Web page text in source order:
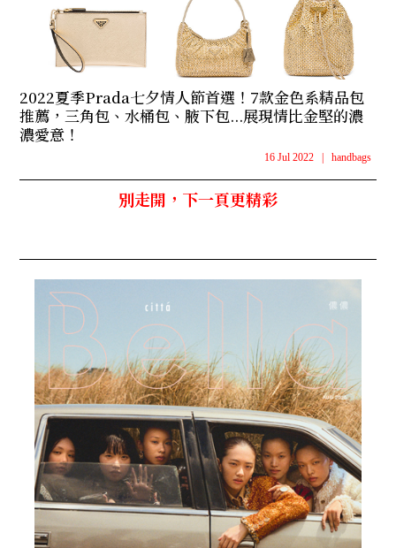
2022夏季Prada七夕情人節首選！7款金色系精品包
推薦，三角包、水桶包、腋下包...展現情比金堅的濃
濃愛意！
16 Jul 2022 handbags
別走開，下一頁更精彩